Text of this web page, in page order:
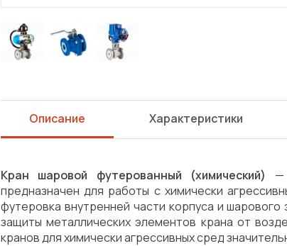
Описание Характеристики
Кран шаровой футерованный (химический) —
предназначен для работы с химически
футеровка внутренней части корпуса и
защиты металлических элементов крана от
кранов для химически агрессивных сред